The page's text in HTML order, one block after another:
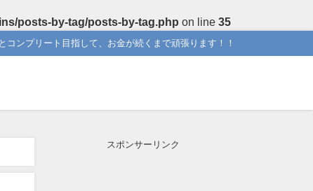
posts-by-tag/posts-by-tag.php on line 35
ンプリート目指して、お金が続くまで頑張ります！！
スポンサーリンク